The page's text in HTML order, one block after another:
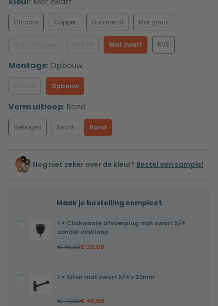
Chroom Copper Gun metal Mat goud
Mat zwart RVS
Montage: Opbouw
Opbouw
Vorm uitloop: Rond
Gebogen Recht Rond
Nog niet zeker over de kleur? Bestel een sample!
Maak je bestelling compleet
Clickwaste
afvoerplug
zonder
overloop
1 × Clickwaste afvoerplug mat zwart 5/4
zonder overloop
€49,00€ 25,00
Sifon
mat
1 × Sifon mat zwart 5/4 x 32mm
€79,00€ 45,00